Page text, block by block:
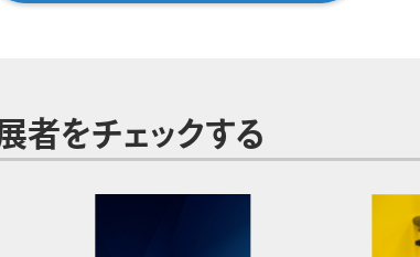
者をチェックする